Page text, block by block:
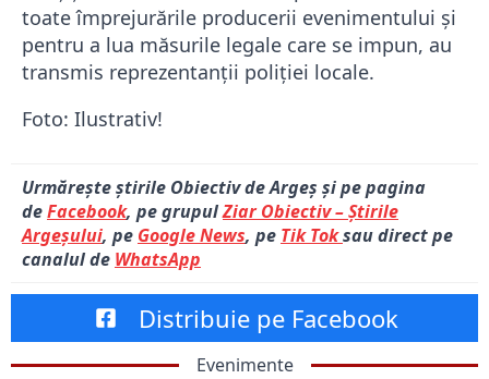
toate împrejurările producerii evenimentului și
pentru a lua măsurile legale care se impun, au
transmis reprezentanții poliției locale.
Foto: Ilustrativ!
Urmărește știrile Obiectiv de Argeș și pe pagina
deFacebook, pe grupulZiar Obiectiv – Știrile
Argeșului, pe Google News, pe Tik Toksau direct pe
canalul de WhatsApp
Distribuie pe Facebook
Evenimente